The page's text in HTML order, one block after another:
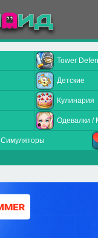
Tower
Детские
Кулинария
Одевалки /
Симуляторы